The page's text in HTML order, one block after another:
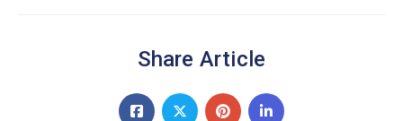
Share Article